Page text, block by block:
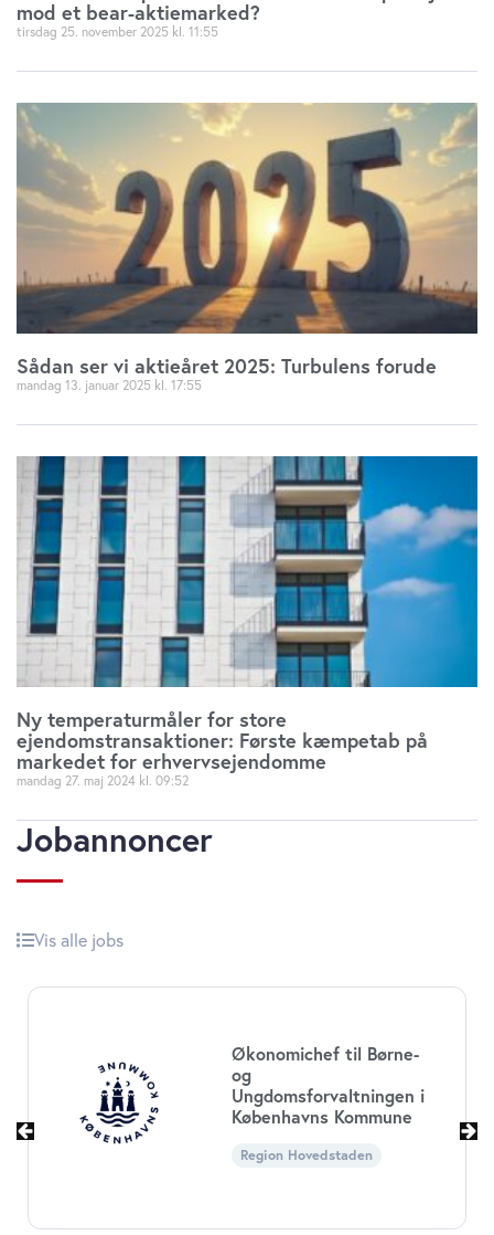
mod et bear-aktiemarked?
tirsdag 25. november 2025 11:55
Sådan ser vi aktieåret 2025: Turbulens forude
mandag 13. januar 2025 17:55
Ny temperaturmåler for store
ejendomstransaktioner: Første kæmpetab på
markedet for erhvervsejendomme
mandag 27. maj 2024 09:52
Jobannoncer
Vis alle jobs
Økonomichef til Børne-
og
Ungdomsforvaltningen i
Københavns Kommune
Region Hovedstaden